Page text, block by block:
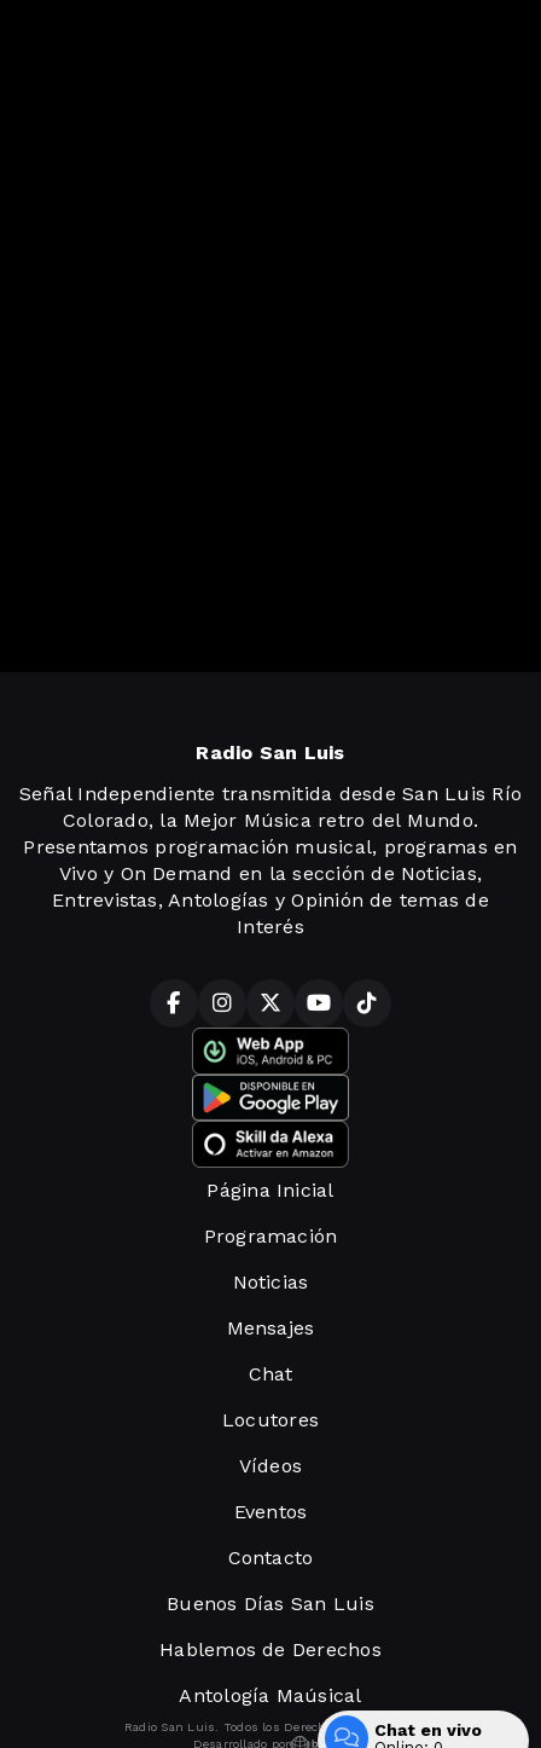
Radio San Luis
Señal Independiente transmitida desde San Luis Río
Colorado, la Mejor Música retro del Mundo.
Presentamos programación musical, programas en
Vivo y On Demand en la sección de Noticias,
Entrevistas, Antologías y Opinión de temas de
Interés
Página Inicial
Programación
Noticias
Mensajes
Chat
Locutores
Vídeos
Eventos
Contacto
Buenos Días San Luis
Hablemos de Derechos
Antología Maúsical
Radio San Luis. Todos los Derechos Reservados.
Desarrollado por
Chat en vivo